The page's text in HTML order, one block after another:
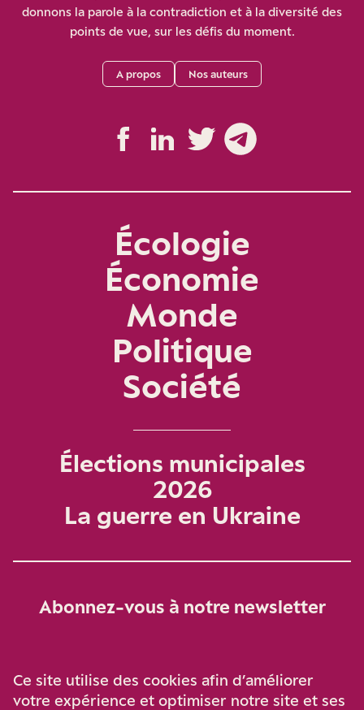
donnons la parole à la contradiction et à la diversité des
points de vue, sur les défis du moment.
A propos Nos auteurs
Écologie
Économie
Monde
Politique
Société
Élections municipales
2026
La guerre en Ukraine
Abonnez-vous à notre newsletter
Ce site utilise des cookies afin d’améliorer
votre expérience et optimiser notre site et ses